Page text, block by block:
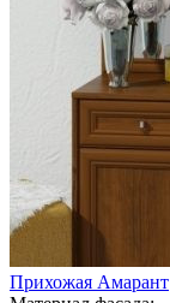
Прихожая Амарант